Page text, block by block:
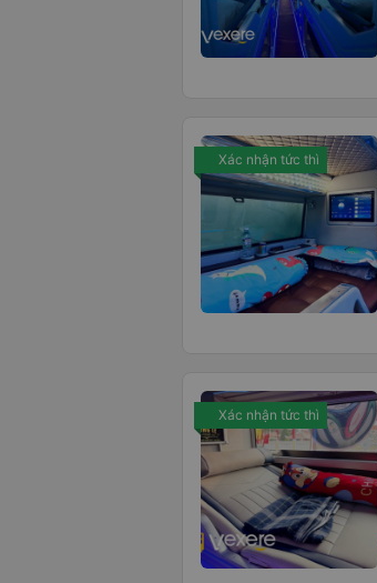
Xác nhận tức thì
Xác nhận tức thì